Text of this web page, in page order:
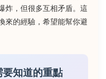
炸，但很多互相矛盾。這
來的經驗，希望能幫你避
知道的重點